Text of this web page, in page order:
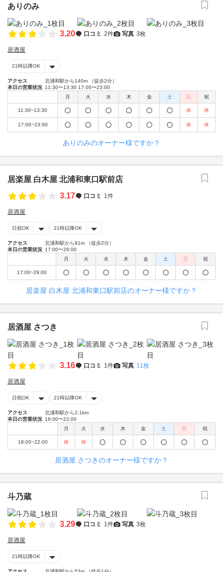
ありのみ
3.20 口コミ 2件 写真 3枚
居酒屋
21時以降OK
アクセス
北浦和駅から140m （徒歩2分）
本日の営業状況 11:30〜13:30 17:00〜23:00
月
火 水 木 金 土 日 祝
11:30~13:30 休 休
17:00~23:00 休 休
ありのみのオーナー様ですか？
居楽屋 白木屋 北浦和東口駅前店
3.17
口コミ 1件
居酒屋
日祝OK 21時以降OK
アクセス
北浦和駅から81m （徒歩2分）
本日の営業状況 17:00〜29:00
月
火 水 木 金 土 日 祝
17:00~29:00
居楽屋 白木屋 北浦和東口駅前店のオーナー様ですか？
居酒屋 さつき
3.16 口コミ 1件 写真 11枚
居酒屋
日祝OK 21時以降OK
アクセス
北浦和駅から2.1km
本日の営業状況 18:00〜22:00
月
火 水 木 金 土 日 祝
18:00~22:00 休 休
居酒屋 さつきのオーナー様ですか？
斗乃蔵
3.29 口コミ 1件 写真 3枚
居酒屋
21時以降OK